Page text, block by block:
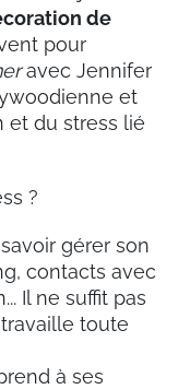
de
pour
avec Jennifer
et
et du stress lié
?
gérer son
contacts avec
Il ne suffit pas
toute
à ses